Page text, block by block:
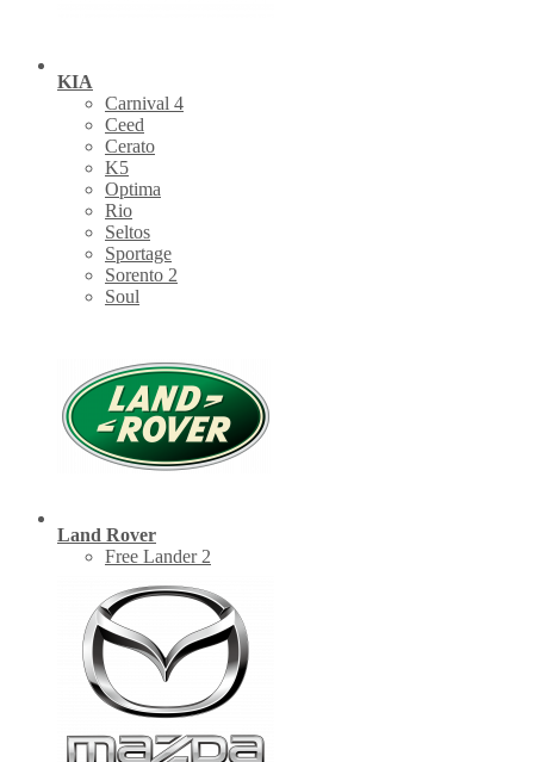
KIA
Carnival 4
Ceed
Cerato
K5
Optima
Rio
Seltos
Sportage
Sorento 2
Soul
Land Rover
Free Lander 2